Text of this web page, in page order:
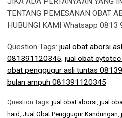
TENTANG PEMESANAN OBAT
HUBUNGI KAMI Whatsapp 0813
Question Tags: jual obat aborsi
081391120345, jual obat
obat penggugur asli tuntas
bulan ampuh 081391120345
Question Tags: jual obat aborsi jual
haid Jual Obat Penggugur Kandungan